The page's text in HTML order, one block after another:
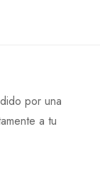
por una
a tu